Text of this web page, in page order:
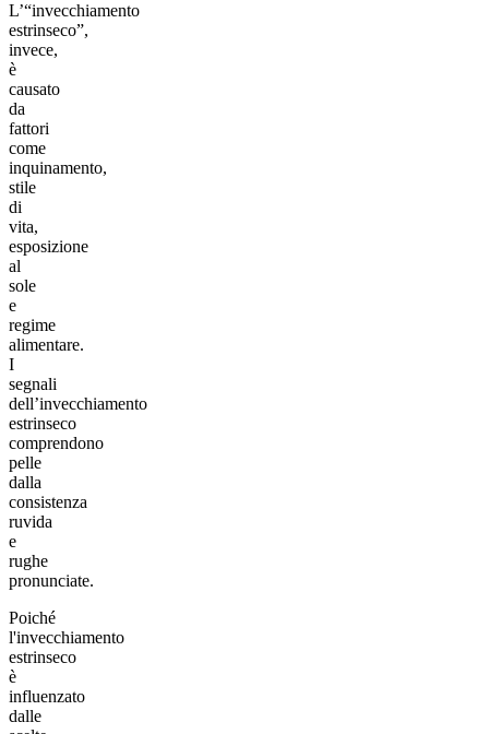
L’“invecchiamento
estrinseco”,
invece,
è
causato
da
fattori
come
inquinamento,
stile
di
vita,
esposizione
al
sole
e
regime
alimentare.
I
segnali
dell’invecchiamento
estrinseco
comprendono
pelle
dalla
consistenza
ruvida
e
rughe
pronunciate.
Poiché
l'invecchiamento
estrinseco
è
influenzato
dalle